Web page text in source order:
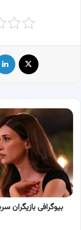
بیوگرافی
سریال
(Yeraltı)
خلاصه
داستان
و
عکس